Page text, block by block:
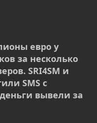
евро у
за несколько
SRI4SM и
SMS с
вывели за